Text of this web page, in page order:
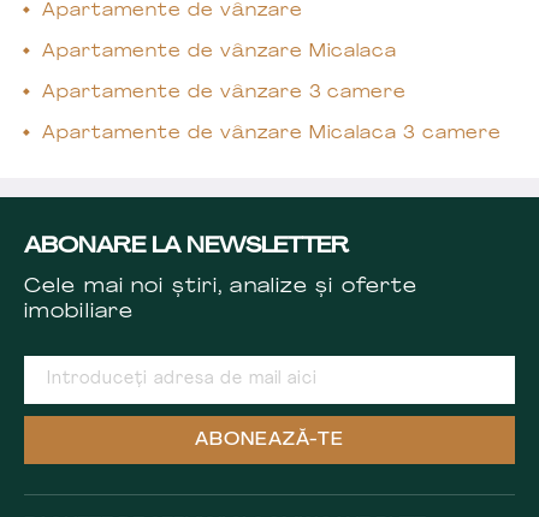
Apartamente de vânzare
Apartamente de vânzare Micalaca
Apartamente de vânzare 3 camere
Apartamente de vânzare Micalaca 3 camere
ABONARE LA NEWSLETTER
Cele mai noi știri, analize și oferte
imobiliare
ABONEAZĂ-TE